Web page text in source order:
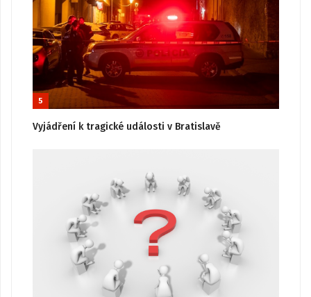
5
Vyjádření k tragické události v Bratislavě